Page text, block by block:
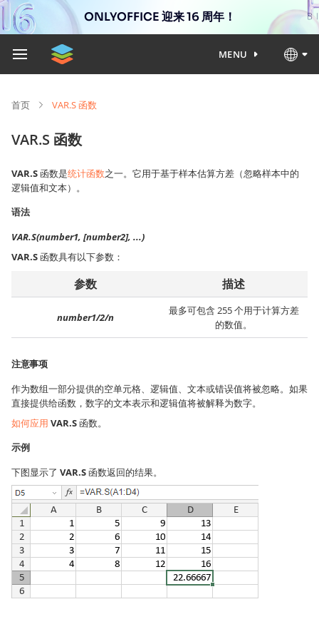
ONLYOFFICE 迎来 16 周年！
MENU
首页 VAR.S 函数
VAR.S 函数
VAR.S函数是统计函数之一。它用于基于样本估算方差（忽略样本中的
逻辑值和文本）。
语法
VAR.S(number1, [number2], ...)
VAR.S函数具有以下参数：
参数 描述
number1/2/n
最多可包含 255 个用于计算方差
的数值。
注意事项
作为数组一部分提供的空单元格、逻辑值、文本或错误值将被忽略。如果
直接提供给函数，数字的文本表示和逻辑值将被解释为数字。
如何应用 VAR.S函数。
示例
下图显示了 VAR.S函数返回的结果。